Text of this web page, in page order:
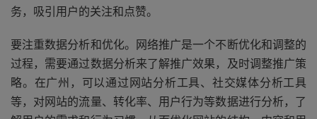
务，吸引用户的关注和点赞。
要注重数据分析和优化。网络推广是一个不断优化和调整的
过程，需要通过数据分析来了解推广效果，及时调整推广策
略。在广州，可以通过网站分析工具、社交媒体分析工具
等，对网站的流量、转化率、用户行为等数据进行分析，了